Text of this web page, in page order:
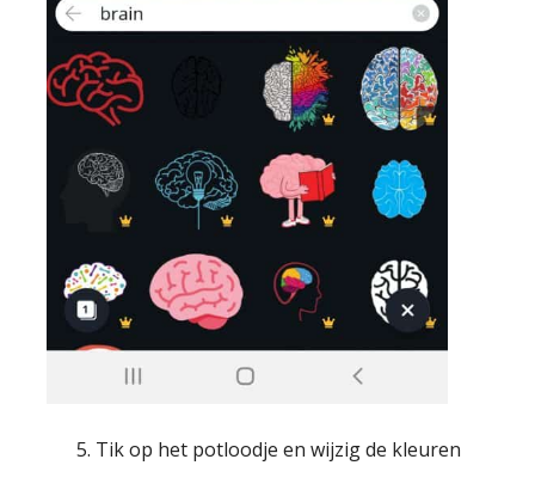
5. Tik op het potloodje en wijzig de kleuren